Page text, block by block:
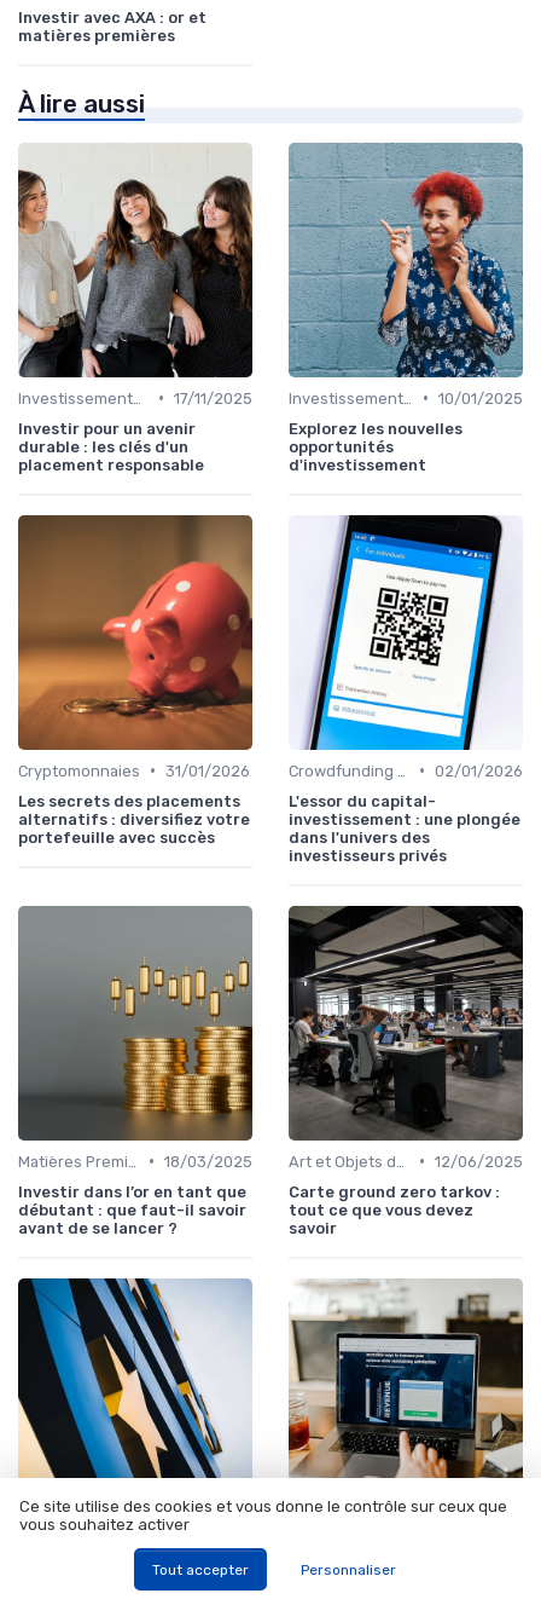
Investir avec AXA : or et
matières premières
À lire aussi
• 17/11/2025
Investir pour un avenir
durable : les clés d'un
placement responsable
• 10/01/2025
Explorez les nouvelles
opportunités
d'investissement
Cryptomonnaies • 31/01/2026
Les secrets des placements
alternatifs : diversifiez votre
portefeuille avec succès
• 02/01/2026
L'essor du capital-
investissement : une plongée
dans l'univers des
investisseurs privés
• 18/03/2025
Investir dans l’or en tant que
débutant : que faut-il savoir
avant de se lancer ?
• 12/06/2025
Carte ground zero tarkov :
tout ce que vous devez
savoir
Fonds d'Investissement et ETF •
12/11/2025
Epa cw8 : comprendre
l'investissement dans l'etf
Bpac : tout ce que vous
Ce site utilise des cookies et vous donne le contrôle sur ceux que
vous souhaitez activer
Tout accepter Personnaliser